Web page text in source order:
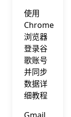
使用
Chrome
浏览器
登录谷
歌账号
并同步
数据详
细教程